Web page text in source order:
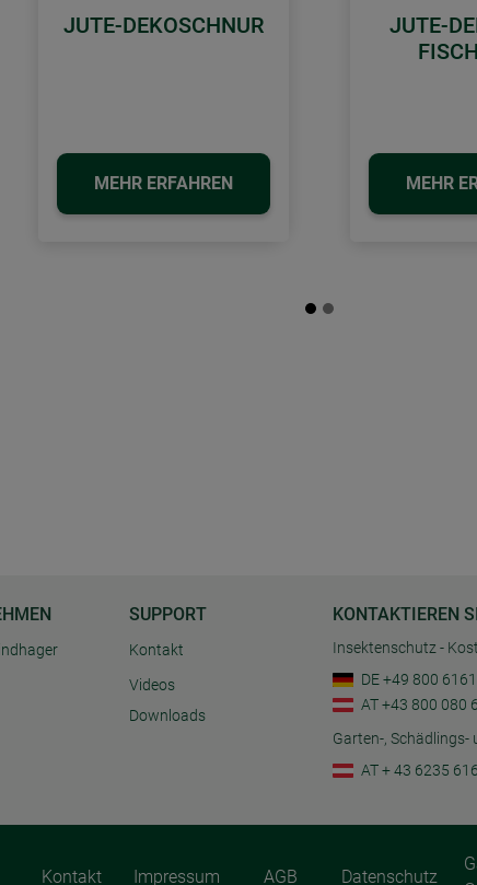
JUTE-DEKOSCHNUR
MEHR ERFAHREN
JUTE-
MEHR
SUPPORT
Kontakt
Videos
Downloads
KONTAKTIEREN
Insektenschutz -
DE +49 800
AT +43 800 080
Garten-,
AT + 43 6235
Kontakt Impressum AGB Datenschutz